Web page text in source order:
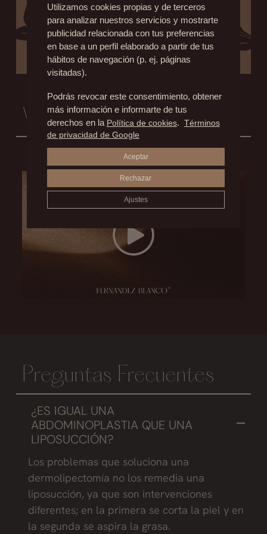
Vídeos Informativos
Testimonio de un paciente del Dr. Fernández Blanco, tres años después de su cirugía de abdominoplastia
Play Video
Preguntas Frecuentes
¿ES IGUAL UNA
ABDOMINOPLASTIA QUE UNA
LIPOSUCCIÓN?
Los problemas que soluciona una
dermolipectomía no los remedia una
liposucción, ya que son intervenciones
diferentes; en la primera se corta la piel y en
la segunda se aspira la grasa.
Utilizamos cookies propias y de terceros
para analizar nuestros servicios y mostrarte
publicidad relacionada con tus preferencias
en base a un perfil elaborado a partir de tus
hábitos de navegación (p. ej. páginas
visitadas).
Podrás revocar este consentimiento, obtener
más información e informarte de tus
derechos en la Política de cookies. Términos
de privacidad de Google
Aceptar
Rechazar
Ajustes